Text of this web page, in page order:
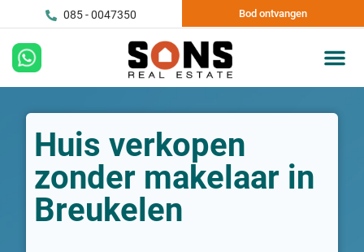
085 - 0047350 Bod ontvangen
Huis verkopen
zonder makelaar in
Breukelen